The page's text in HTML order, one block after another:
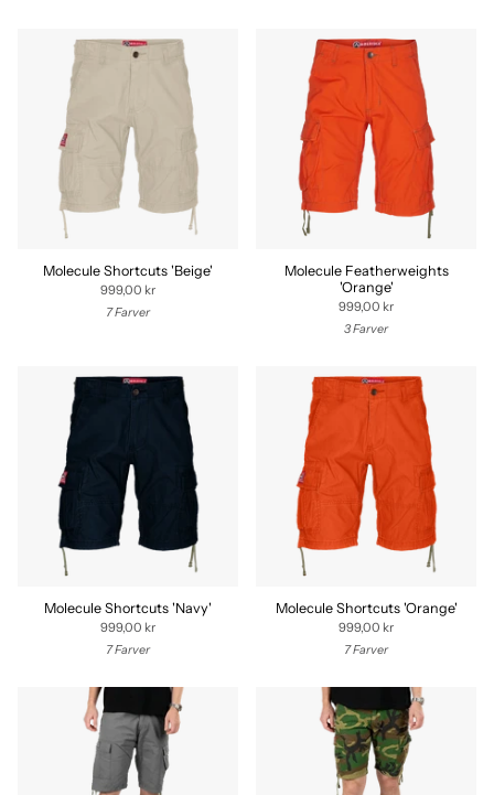
Molecule Shortcuts 'Beige'
999,00 kr
7 Farver
Molecule Featherweights
'Orange'
999,00 kr
3 Farver
Molecule Shortcuts 'Navy'
999,00 kr
7 Farver
Molecule Shortcuts 'Orange'
999,00 kr
7 Farver